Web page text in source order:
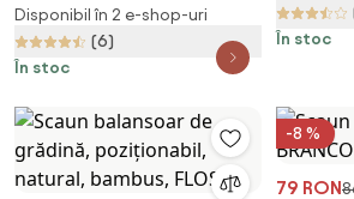
Disponibil în 2 e-shop-uri
(6)
În stoc
În stoc
-8 %
79 RON